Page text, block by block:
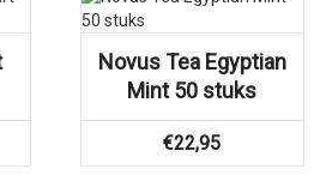
Novus Tea Egyptian
Mint 50 stuks
€22,95